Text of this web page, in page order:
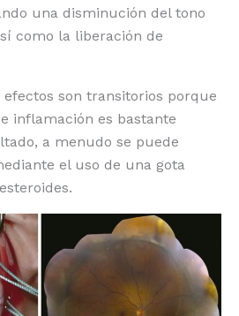
una disminución del tono
como la liberación de
efectos son transitorios porque
inflamación es bastante
a menudo se puede
el uso de una gota